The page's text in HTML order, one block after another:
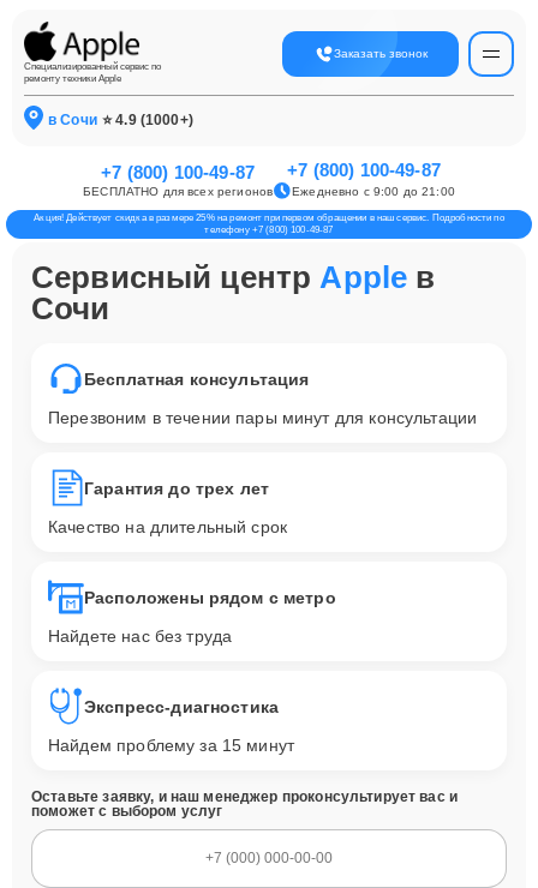
Специализированный сервис по
ремонту техники Apple
Заказать звонок
в Сочи ⭐ 4.9 (1000+)
+7 (800) 100-49-87
БЕСПЛАТНО для всех регионов
+7 (800) 100-49-87
Ежедневно с 9:00 до 21:00
Акция! Действует скидка в размере 25% на ремонт при первом обращении в наш сервис. Подробности по
телефону +7 (800) 100-49-87
Сервисный центрApple в
Сочи
Бесплатная консультация
Перезвоним в течении пары минут для консультации
Гарантия до трех лет
Качество на длительный срок
Расположены рядом с метро
Найдете нас без труда
Экспресс-диагностика
Найдем проблему за 15 минут
Оставьте заявку, и наш менеджер проконсультирует вас и
поможет с выбором услуг